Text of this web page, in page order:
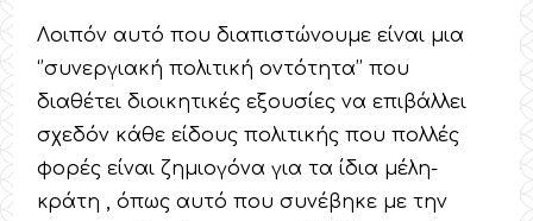
Λοιπόν αυτό που διαπιστώνουμε είναι μια
‘’συνεργιακή πολιτική οντότητα’’ που
διαθέτει διοικητικές εξουσίες να επιβάλλει
σχεδόν κάθε είδους πολιτικής που πολλές
φορές είναι ζημιογόνα για τα ίδια μέλη-
κράτη , όπως αυτό που συνέβηκε με την